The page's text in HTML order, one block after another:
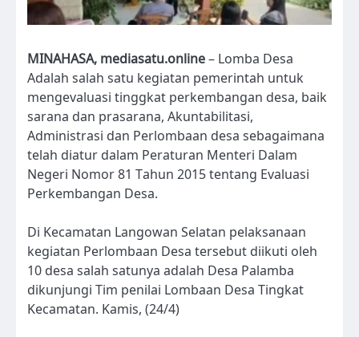
MINAHASA, mediasatu.online– Lomba Desa
Adalah salah satu kegiatan pemerintah untuk
mengevaluasi tinggkat perkembangan desa, baik
sarana dan prasarana, Akuntabilitasi,
Administrasi dan Perlombaan desa sebagaimana
telah diatur dalam Peraturan Menteri Dalam
Negeri Nomor 81 Tahun 2015 tentang Evaluasi
Perkembangan Desa.
Di Kecamatan Langowan Selatan pelaksanaan
kegiatan Perlombaan Desa tersebut diikuti oleh
10 desa salah satunya adalah Desa Palamba
dikunjungi Tim penilai Lombaan Desa Tingkat
Kecamatan. Kamis, (24/4)